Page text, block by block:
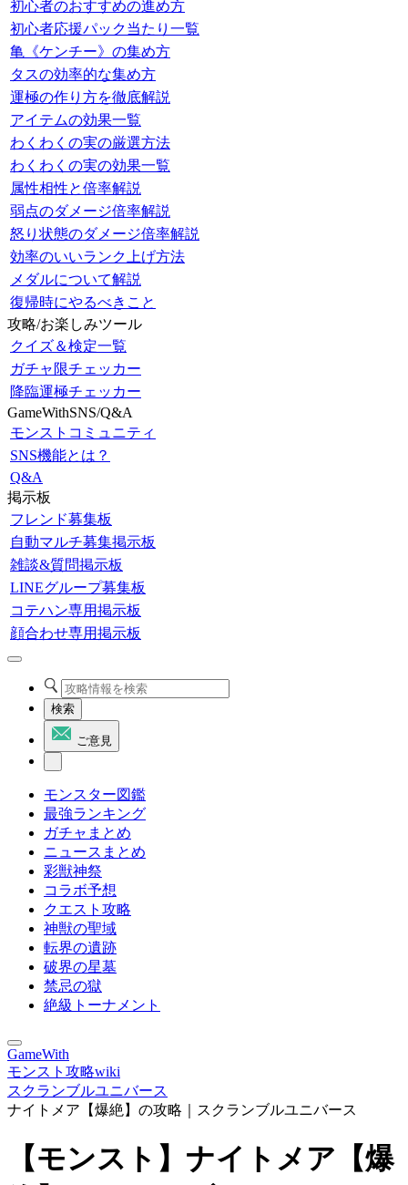
初心者のおすすめの進め方
初心者応援パック当たり一覧
亀《ケンチー》の集め方
タスの効率的な集め方
運極の作り方を徹底解説
アイテムの効果一覧
わくわくの実の厳選方法
わくわくの実の効果一覧
属性相性と倍率解説
弱点のダメージ倍率解説
怒り状態のダメージ倍率解説
効率のいいランク上げ方法
メダルについて解説
復帰時にやるべきこと
攻略/お楽しみツール
クイズ＆検定一覧
ガチャ限チェッカー
降臨運極チェッカー
GameWithSNS/Q&A
モンストコミュニティ
SNS機能とは？
Q&A
掲示板
フレンド募集板
自動マルチ募集掲示板
雑談&質問掲示板
LINEグループ募集板
コテハン専用掲示板
顔合わせ専用掲示板
検索
ご意見
モンスター図鑑
最強ランキング
ガチャまとめ
ニュースまとめ
彩獣神祭
コラボ予想
クエスト攻略
神獣の聖域
転界の遺跡
破界の星墓
禁忌の獄
絶級トーナメント
GameWith
モンスト攻略wiki
スクランブルユニバース
ナイトメア【爆絶】の攻略｜スクランブルユニバース
【モンスト】ナイトメア【爆